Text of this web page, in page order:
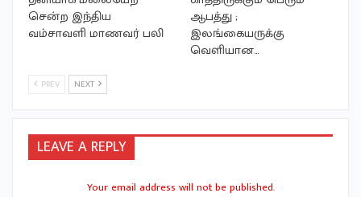
சென்ற இந்திய
வம்சாவளி மாணவர் பலி
ஆபத்து ;
இலங்கையருக்கு
வெளியான…
PREV NEXT
LEAVE A REPLY
Your email address will not be published.